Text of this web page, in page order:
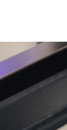
grandes, te
mano. Eso sí,
manual,